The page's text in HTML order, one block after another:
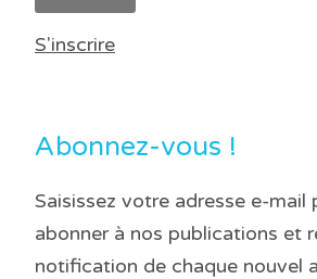
S'inscrire
Abonnez-vous !
Saisissez votre adresse e-mail
abonner à nos publications et
notification de chaque nouvel